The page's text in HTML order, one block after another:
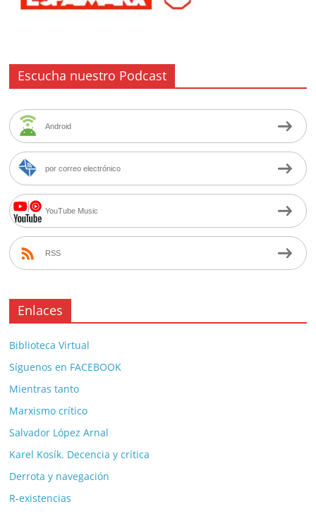
Escucha nuestro Podcast
Android
por correo electrónico
YouTube Music
RSS
Enlaces
Biblioteca Virtual
Síguenos en FACEBOOK
Mientras tanto
Marxismo crítico
Salvador López Arnal
Karel Kosík. Decencia y crítica
Derrota y navegación
R-existencias